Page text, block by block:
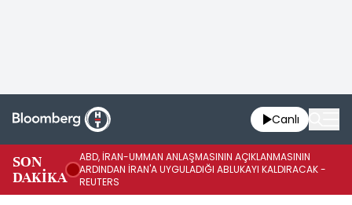
Canlı
SON
DAKİKA
ABD, İRAN-UMMAN ANLAŞMASININ AÇIKLANMASININ
ARDINDAN İRAN'A UYGULADIĞI ABLUKAYI KALDIRACAK -
REUTERS